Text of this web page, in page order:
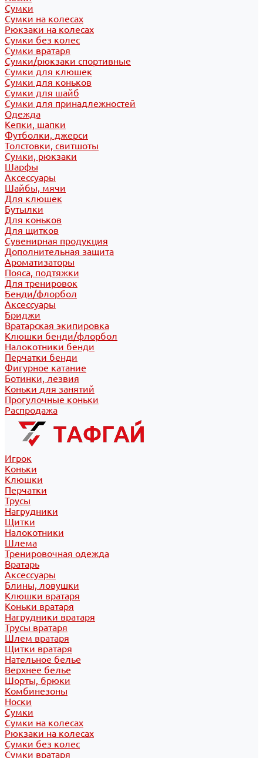
Сумки
Сумки на колесах
Рюкзаки на колесах
Сумки без колес
Сумки вратаря
Сумки/рюкзаки спортивные
Сумки для клюшек
Сумки для коньков
Сумки для шайб
Сумки для принадлежностей
Одежда
Кепки, шапки
Футболки, джерси
Толстовки, свитшоты
Сумки, рюкзаки
Шарфы
Аксессуары
Шайбы, мячи
Для клюшек
Бутылки
Для коньков
Для щитков
Сувенирная продукция
Дополнительная защита
Ароматизаторы
Пояса, подтяжки
Для тренировок
Бенди/флорбол
Аксессуары
Бриджи
Вратарская экипировка
Клюшки бенди/флорбол
Налокотники бенди
Перчатки бенди
Фигурное катание
Ботинки, лезвия
Коньки для занятий
Прогулочные коньки
Распродажа
Игрок
Коньки
Клюшки
Перчатки
Трусы
Нагрудники
Щитки
Налокотники
Шлема
Тренировочная одежда
Вратарь
Аксессуары
Блины, ловушки
Клюшки вратаря
Коньки вратаря
Нагрудники вратаря
Трусы вратаря
Шлем вратаря
Щитки вратаря
Нательное белье
Верхнее белье
Шорты, брюки
Комбинезоны
Носки
Сумки
Сумки на колесах
Рюкзаки на колесах
Сумки без колес
Сумки вратаря